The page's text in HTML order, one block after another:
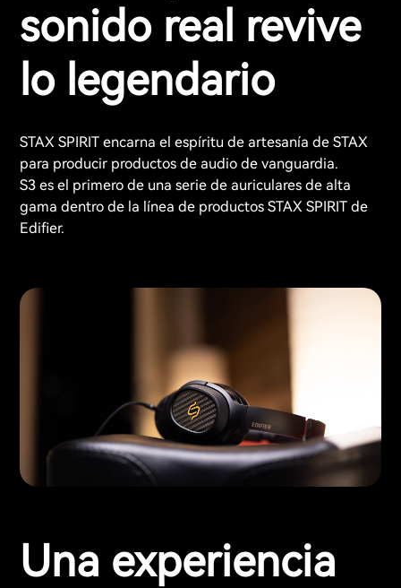
sonido real revive
lo legendario
STAX SPIRIT encarna el espíritu de artesanía de STAX
para producir productos de audio de vanguardia.
S3 es el primero de una serie de auriculares de alta
gama dentro de la línea de productos STAX SPIRIT de
Edifier.
Una experiencia